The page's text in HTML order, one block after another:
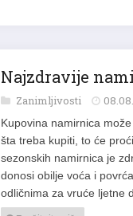
Najzdravije
Zanimljivosti
Kupovina namirnica
šta treba kupiti, to će
sezonskih namirnica je
donosi obilje voća i
odličnima za vruće ljetne